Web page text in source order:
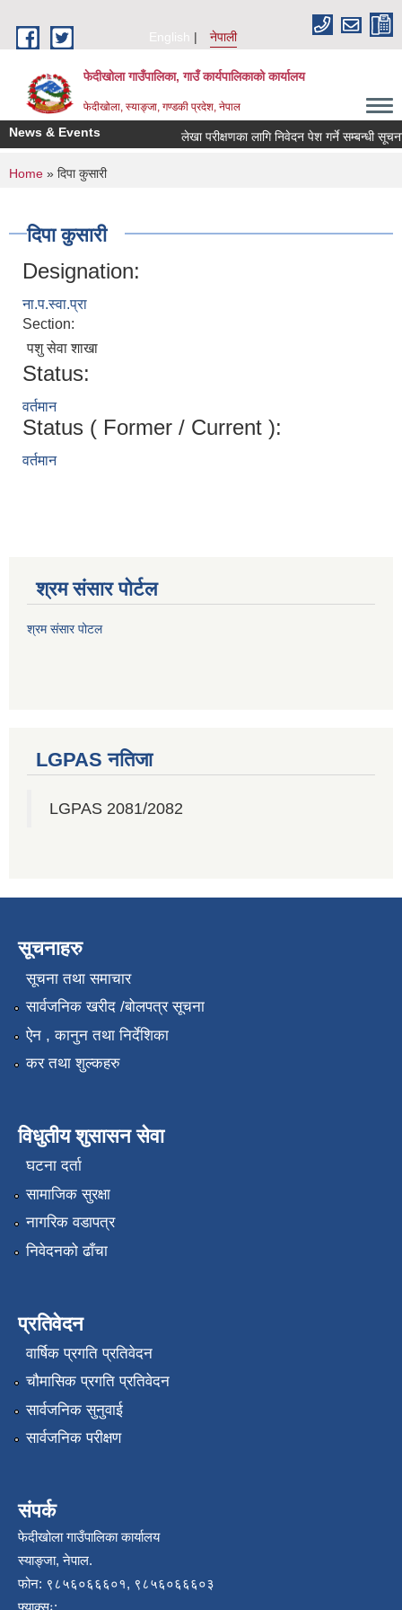
English
नेपाली
फेदीखोला गाउँपालिका, गाउँ कार्यपालिकाको कार्यालय
फेदीखोला, स्याङ्जा, गण्डकी प्रदेश, नेपाल
News & Events लेखा परीक्षणका लागि निवेदन पेश गर्ने सम्बन्धी सूचना
You are here
Home » दिपा कुसारी
दिपा कुसारी
Designation:
ना.प.स्वा.प्रा
Section:
पशु सेवा शाखा
Status:
वर्तमान
Status ( Former / Current ):
वर्तमान
श्रम संसार पोर्टल
श्रम संसार पोटल
LGPAS नतिजा
LGPAS 2081/2082
सूचनाहरु
सूचना तथा समाचार
सार्वजनिक खरीद /बोलपत्र सूचना
ऐन , कानुन तथा निर्देशिका
कर तथा शुल्कहरु
विधुतीय शुसासन सेवा
घटना दर्ता
सामाजिक सुरक्षा
नागरिक वडापत्र
निवेदनको ढाँचा
प्रतिवेदन
वार्षिक प्रगति प्रतिवेदन
चौमासिक प्रगति प्रतिवेदन
सार्वजनिक सुनुवाई
सार्वजनिक परीक्षण
संपर्क
फेदीखोला गाउँपालिका कार्यालय
स्याङ्जा, नेपाल.
फोन: ९८५६०६६६०१, ९८५६०६६६०३
फ्याक्सः: